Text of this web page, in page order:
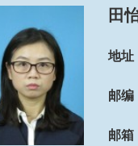
田
地址
邮编
邮箱